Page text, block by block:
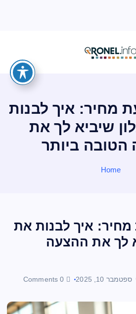
מחיר: איך לבנות
שיביא לך את
הטובה ביותר
Home
איך לבנות את
לך את ההצעה
ספטמבר 10, 2025